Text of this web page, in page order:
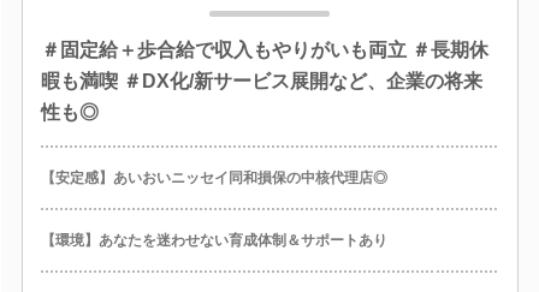
＃固定給＋歩合給で収入もやりがいも両立 ＃長期休
暇も満喫 ＃DX化/新サービス展開など、企業の将来
性も◎
【安定感】あいおいニッセイ同和損保の中核代理店◎
【環境】あなたを迷わせない育成体制＆サポートあり